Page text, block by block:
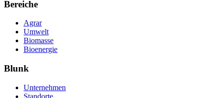
Bereiche
Agrar
Umwelt
Biomasse
Bioenergie
Blunk
Unternehmen
Standorte